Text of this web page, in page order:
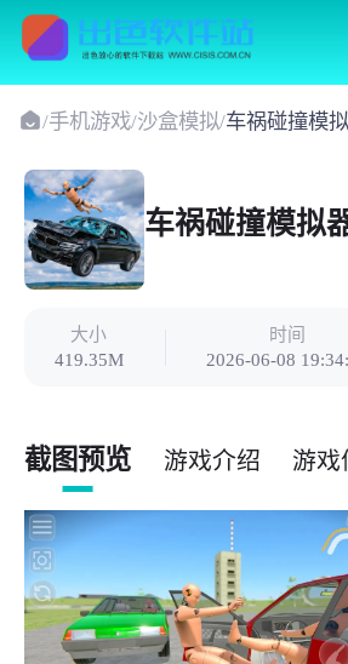
/手机游戏/沙盒模拟/车祸碰撞模
车祸碰撞模拟
大小
419.35M
时间
2026-06-08
截图预览 游戏介绍 游戏